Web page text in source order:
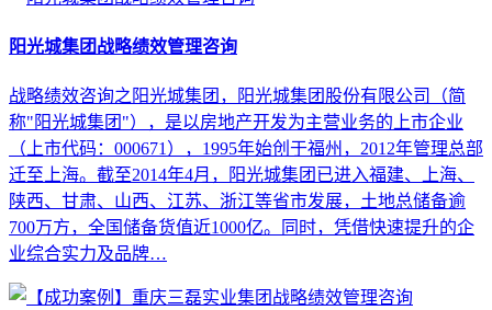
阳光城集团战略绩效管理咨询
战略绩效咨询之阳光城集团，阳光城集团股份有限公司（简
称"阳光城集团"），是以房地产开发为主营业务的上市企业
（上市代码：000671），1995年始创于福州，2012年管理总部
迁至上海。截至2014年4月，阳光城集团已进入福建、上海、
陕西、甘肃、山西、江苏、浙江等省市发展，土地总储备逾
700万方，全国储备货值近1000亿。同时，凭借快速提升的企
业综合实力及品牌…